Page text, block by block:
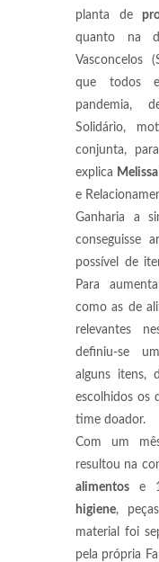
planta de
quanto na
Vasconcelos
que todos
pandemia,
Solidário,
conjunta,
explica
e
Ganharia a
conseguisse
possível de
Para
como as de
relevantes
definiu-se
alguns itens,
escolhidos os
time doador.
Com um
resultou na
alimentos e
higiene,
material foi
pela própria